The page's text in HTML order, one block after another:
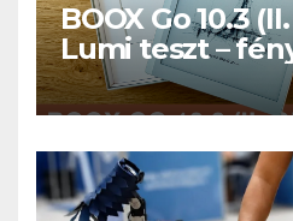
BOOX Go 10.3
Lumi teszt –
éjszakában, fél
családi